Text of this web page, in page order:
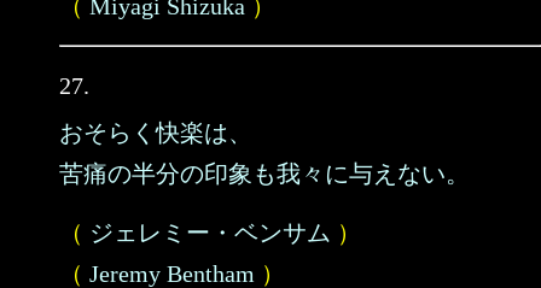
（ Miyagi Shizuka ）
27.
おそらく快楽は、
苦痛の半分の印象も我々に与えない。
（ ジェレミー・ベンサム ）
（ Jeremy Bentham ）